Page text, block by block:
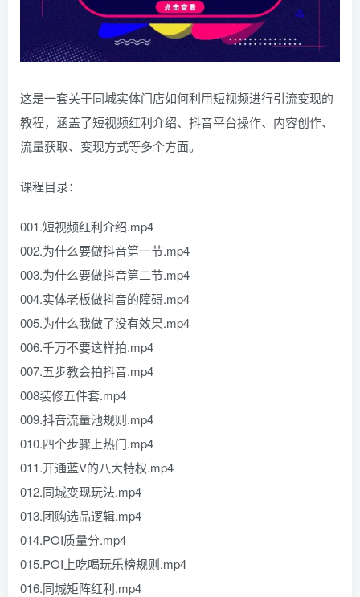
这是一套关于同城实体门店如何利用短视频进行引流变现的
教程，涵盖了短视频红利介绍、抖音平台操作、内容创作、
流量获取、变现方式等多个方面。
课程目录：
001.短视频红利介绍.mp4
002.为什么要做抖音第一节.mp4
003.为什么要做抖音第二节.mp4
004.实体老板做抖音的障碍.mp4
005.为什么我做了没有效果.mp4
006.千万不要这样拍.mp4
007.五步教会拍抖音.mp4
008装修五件套.mp4
009.抖音流量池规则.mp4
010.四个步骤上热门.mp4
011.开通蓝V的八大特权.mp4
012.同城变现玩法.mp4
013.团购选品逻辑.mp4
014.POI质量分.mp4
015.POI上吃喝玩乐榜规则.mp4
016.同城矩阵红利.mp4